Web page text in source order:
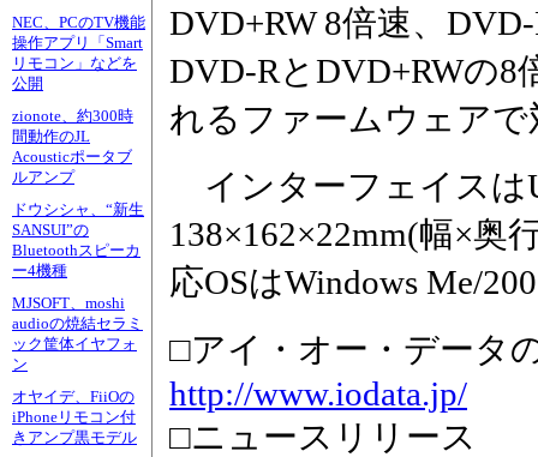
NEC、PCのTV機能
操作アプリ「Smart
リモコン」などを
公開
zionote、約300時
間動作のJL
Acousticポータブ
ルアンプ
ドウシシャ、“新生
SANSUI”の
Bluetoothスピーカ
ー4機種
MJSOFT、moshi
audioの焼結セラミ
ック筐体イヤフォ
ン
オヤイデ、FiiOの
iPhoneリモコン付
きアンプ黒モデル
DVD+RW 8倍速、
DVD-RとDVD+RWの8
れるファームウェア
インターフェイスは
138×162×22mm(幅×奥
応OSはWindows Me/
□アイ・オー・データ
http://www.iodata.jp/
□ニュースリリース